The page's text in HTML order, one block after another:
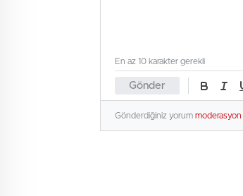
Gönder
En az 10 karakter gerekli
Gönderdiğiniz yorum moderasyon